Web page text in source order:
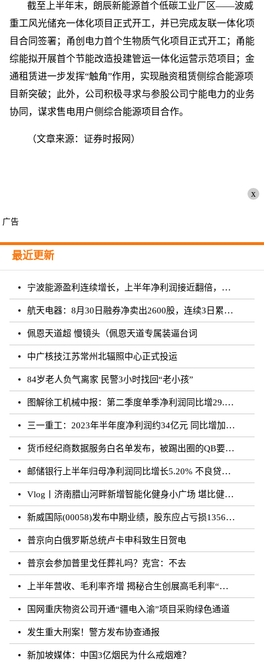
截至上半年末，朗辰新能源首个低碳工业厂区——波威
重工风光储充一体化项目正式开工，并已完成友联一体化项
目合同签署；甬创电力首个生物质气化项目正式开工；甬能
综能拟开展首个节能改造投建管运一体化运营示范项目；金
通租赁进一步发挥“触角”作用，实现融资租赁侧综合能源项
目新突破；此外，公司积极寻求与参股公司宁能电力的业务
协同，谋求售电用户侧综合能源项目合作。
（文章来源：证券时报网）
x
广告
最近更新
宁波能源盈利连续增长，上半年净利润接近翻倍，研发支出行业前列，新能源业务顺利发展
航天电器：8月30日融券净卖出2600股，连续3日累计净卖出7.09万股
佩恩天道超 慢镜头（佩恩天道专属装逼台词
中广核技江苏常州北辐照中心正式投运
84岁老人负气离家 民警3小时找回“老小孩”
图解徐工机械中报：第二季度单季净利润同比增29.35%
三一重工：2023年半年度净利润约34亿元 同比增加29.07%
货币经纪商数据服务白名单发布，被踢出圈的QB要回归了？
邮储银行上半年归母净利润同比增长5.20% 不良贷款率0.81%
Vlog丨济南腊山河畔新增智能化健身小广场 堪比健身房
新威国际(00058)发布中期业绩，股东应占亏损1356.9万港元 同比扩大47.89%
普京向白俄罗斯总统卢卡申科致生日贺电
普京会参加普里戈任葬礼吗？克宫：不去
上半年营收、毛利率齐增 揭秘合生创展高毛利率“稳字诀”
国网重庆物资公司开通“疆电入渝”项目采购绿色通道
发生重大刑案！警方发布协查通报
新加坡媒体：中国3亿烟民为什么戒烟难？